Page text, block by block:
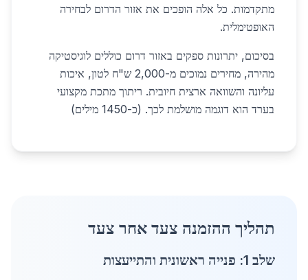
מתקדמות. כל אלה הופכים את אזור הדרום לבחירה
האופטימלית.
בסיכום, יתרונות ספקים באזור דרום כוללים לוגיסטיקה
מהירה, מחירים נמוכים מ-2,000 ש"ח לטון, איכות
עליונה והשוואה ארצית חיובית. ריתוך מתכת מקצועי
בערד הוא דוגמה מושלמת לכך. (כ-1450 מילים)
תהליך ההזמנה צעד אחר צעד
שלב 1: פנייה ראשונית והתייעצות